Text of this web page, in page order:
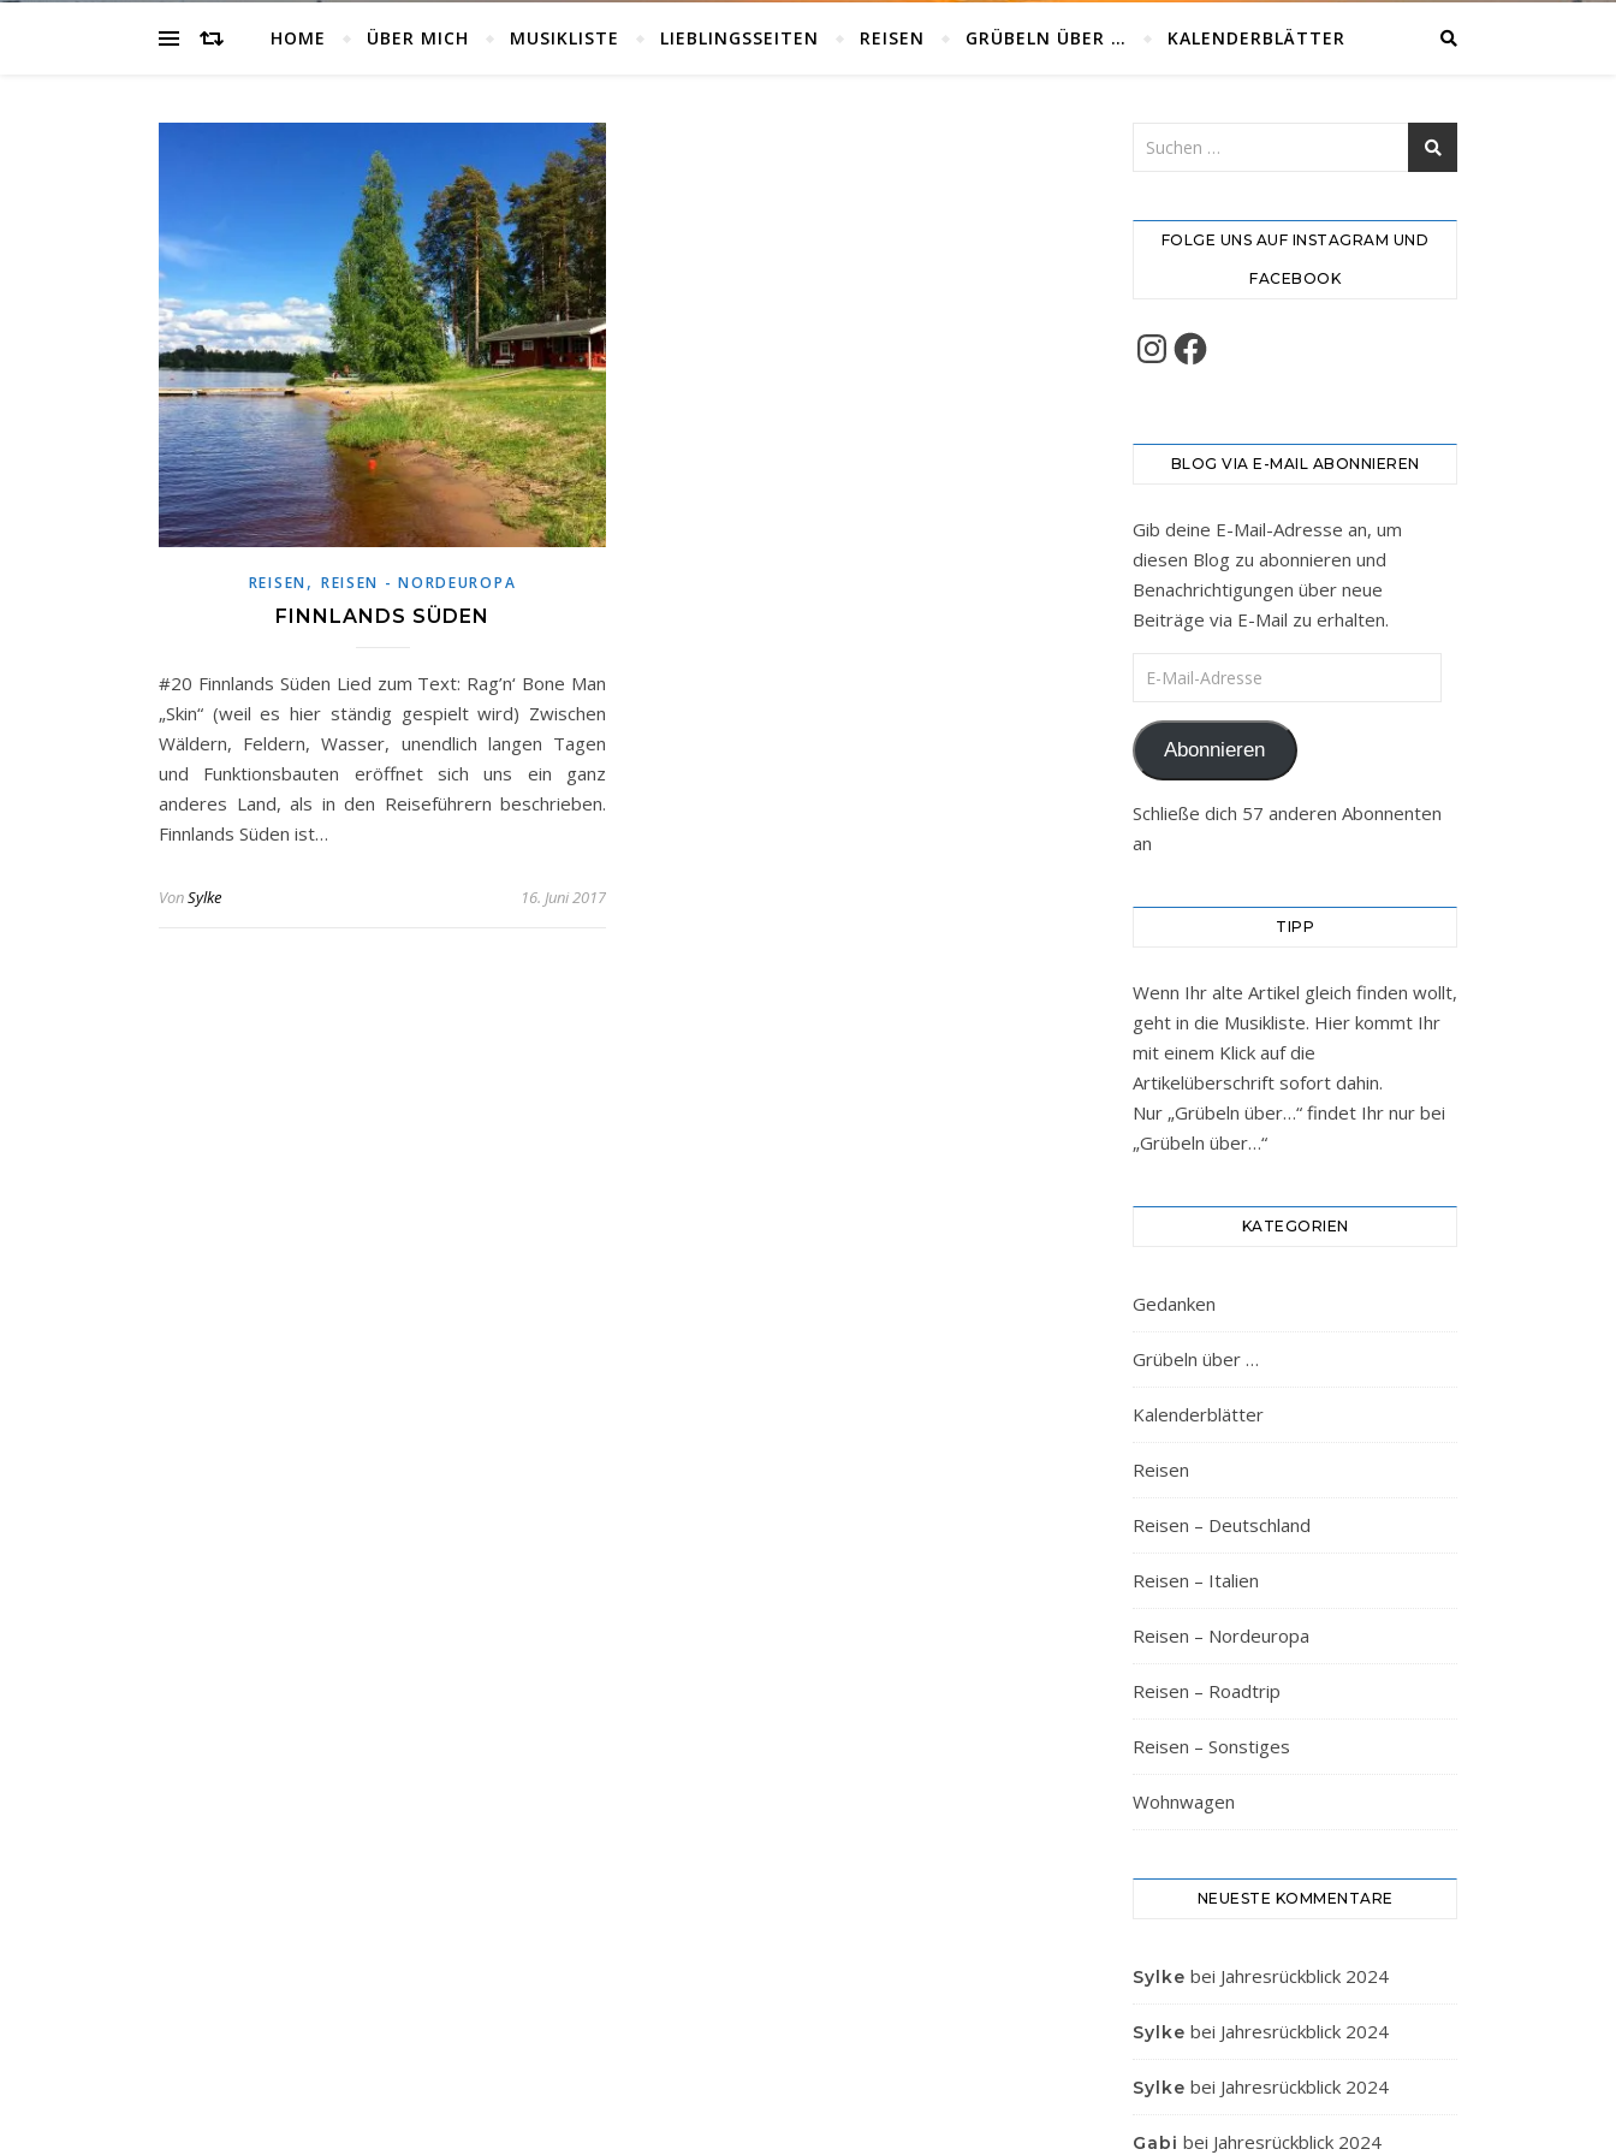
HOME ÜBER MICH MUSIKLISTE LIEBLINGSSEITEN REISEN GRÜBELN ÜBER … KALENDERBLÄTTER
REISEN, REISEN - NORDEUROPA
FINNLANDS SÜDEN
#20 Finnlands Süden Lied zum Text: Rag’n‘ Bone Man
„Skin“ (weil es hier ständig gespielt wird) Zwischen
Wäldern, Feldern, Wasser, unendlich langen Tagen
und Funktionsbauten eröffnet sich uns ein ganz
anderes Land, als in den Reiseführern beschrieben.
Finnlands Süden ist…
VonSylke 16. Juni 2017
FOLGE UNS AUF INSTAGRAM UND
FACEBOOK
Instagram
Facebook
BLOG VIA E-MAIL ABONNIEREN
Gib deine E-Mail-Adresse an, um
diesen Blog zu abonnieren und
Benachrichtigungen über neue
Beiträge via E-Mail zu erhalten.
E-Mail-Adresse
Abonnieren
Schließe dich 57 anderen Abonnenten
an
TIPP
Wenn Ihr alte Artikel gleich finden wollt,
geht in die Musikliste. Hier kommt Ihr
mit einem Klick auf die
Artikelüberschrift sofort dahin.
Nur „Grübeln über…“ findet Ihr nur bei
„Grübeln über…“
KATEGORIEN
Gedanken
Grübeln über …
Kalenderblätter
Reisen
Reisen – Deutschland
Reisen – Italien
Reisen – Nordeuropa
Reisen – Roadtrip
Reisen – Sonstiges
Wohnwagen
NEUESTE KOMMENTARE
Sylke bei Jahresrückblick 2024
Sylke bei Jahresrückblick 2024
Sylke bei Jahresrückblick 2024
Gabi bei Jahresrückblick 2024